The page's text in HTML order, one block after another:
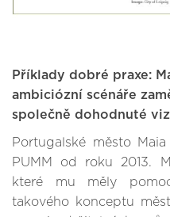
Příklady dobré praxe:
ambiciózní scénáře
společně dohodnuté
Portugalské město
PUMM od roku 2013.
které mu měly
takového konceptu